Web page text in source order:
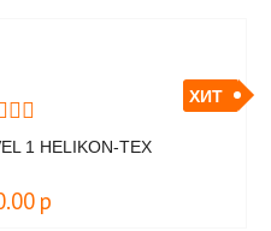
ХИТ
1 HELIKON-TEX
р